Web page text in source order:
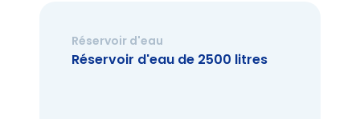
Réservoir d'eau
Réservoir d'eau de 2500 litres